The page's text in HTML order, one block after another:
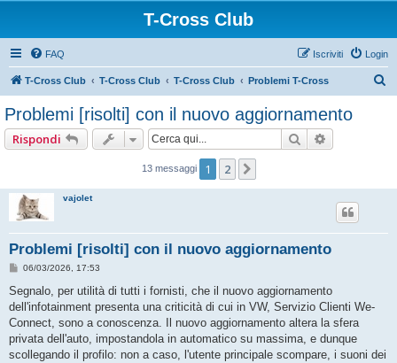
T-Cross Club
FAQ Login
Iscriviti
T-Cross Club T-Cross Club T-Cross Club Problemi T-Cross
Problemi [risolti] con il nuovo aggiornamento
Rispondi Cerca
13 messaggi 1 2
vajolet
Problemi [risolti] con il nuovo aggiornamento
M
s
a
g
i
o
06/03/2026, 17:53
Segnalo, per utilità di tutti i fornisti, che il nuovo aggiornamento
dell'infotainment presenta una criticità di cui in VW, Servizio Clienti We-
Connect, sono a conoscenza. Il nuovo aggiornamento altera la sfera
privata dell'auto, impostandola in automatico su massima, e dunque
scollegando il profilo: non a caso, l'utente principale scompare, i suoni dei